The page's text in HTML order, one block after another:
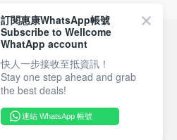
付款方式
關注我們
訂閱惠康WhatsApp帳號
Subscribe to Wellcome
WhatApp account
快人一步接收至抵資訊！
Stay one step ahead and grab
the best deals!
連結 WhatsApp 帳號